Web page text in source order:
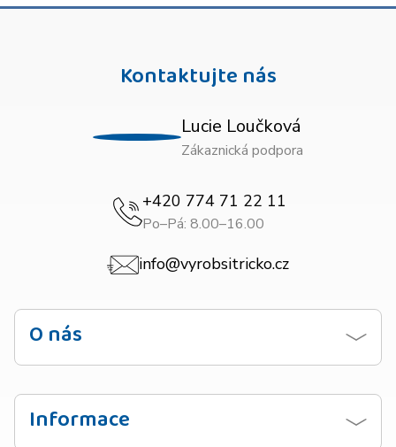
Kontaktujte nás
Lucie Loučková
Zákaznická podpora
+420 774 71 22 11
Po–Pá: 8.00–16.00
info@vyrobsitricko.cz
O nás
Kontaktujte nás
Informace